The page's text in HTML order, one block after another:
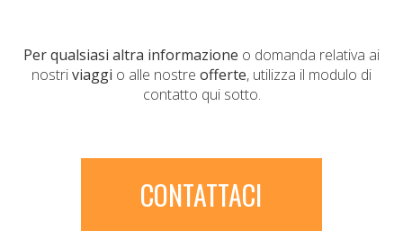
Per qualsiasi altra informazione o domanda relativa ai
nostriviaggi o alle nostre offerte, utilizza il modulo di
contatto qui sotto.
CONTATTACI